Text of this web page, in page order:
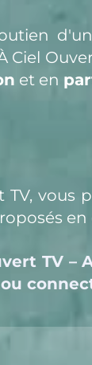
et en
vous
en
TV